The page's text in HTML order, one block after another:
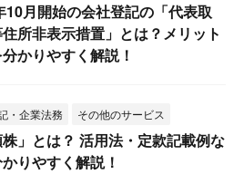
10月開始の会社登記の「代表取
所非表示措置」とは？メリット
かりやすく解説！
・企業法務 その他のサービス
株」とは？ 活用法・定款記載例な
りやすく解説！